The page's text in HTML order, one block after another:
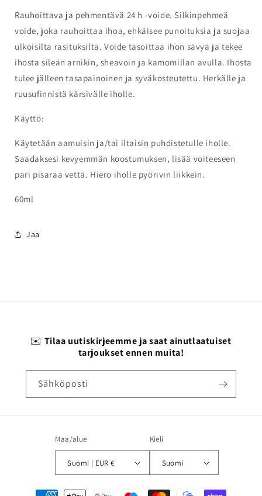
Rauhoittava ja pehmentävä 24 h -voide. Silkinpehmeä
voide, joka rauhoittaa ihoa, ehkäisee punoituksia ja suojaa
ulkoisilta rasituksilta. Voide tasoittaa ihon sävyä ja tekee
ihosta sileän arnikin, sheavoin ja kamomillan avulla. Ihosta
tulee jälleen tasapainoinen ja syväkosteutettu. Herkälle ja
ruusufinnistä kärsivälle iholle.
Käyttö:
Käytetään aamuisin ja/tai iltaisin puhdistetulle iholle.
Saadaksesi kevyemmän koostumuksen, lisää voiteeseen
pari pisaraa vettä. Hiero iholle pyörivin liikkein.
60ml
Jaa
✉️ Tilaa uutiskirjeemme ja saat ainutlaatuiset
tarjoukset ennen muita!
Sähköposti
Maa/alue
Suomi | EUR €
Kieli
Suomi
Maksutavat